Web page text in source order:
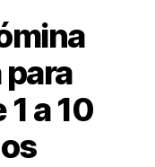
a 10